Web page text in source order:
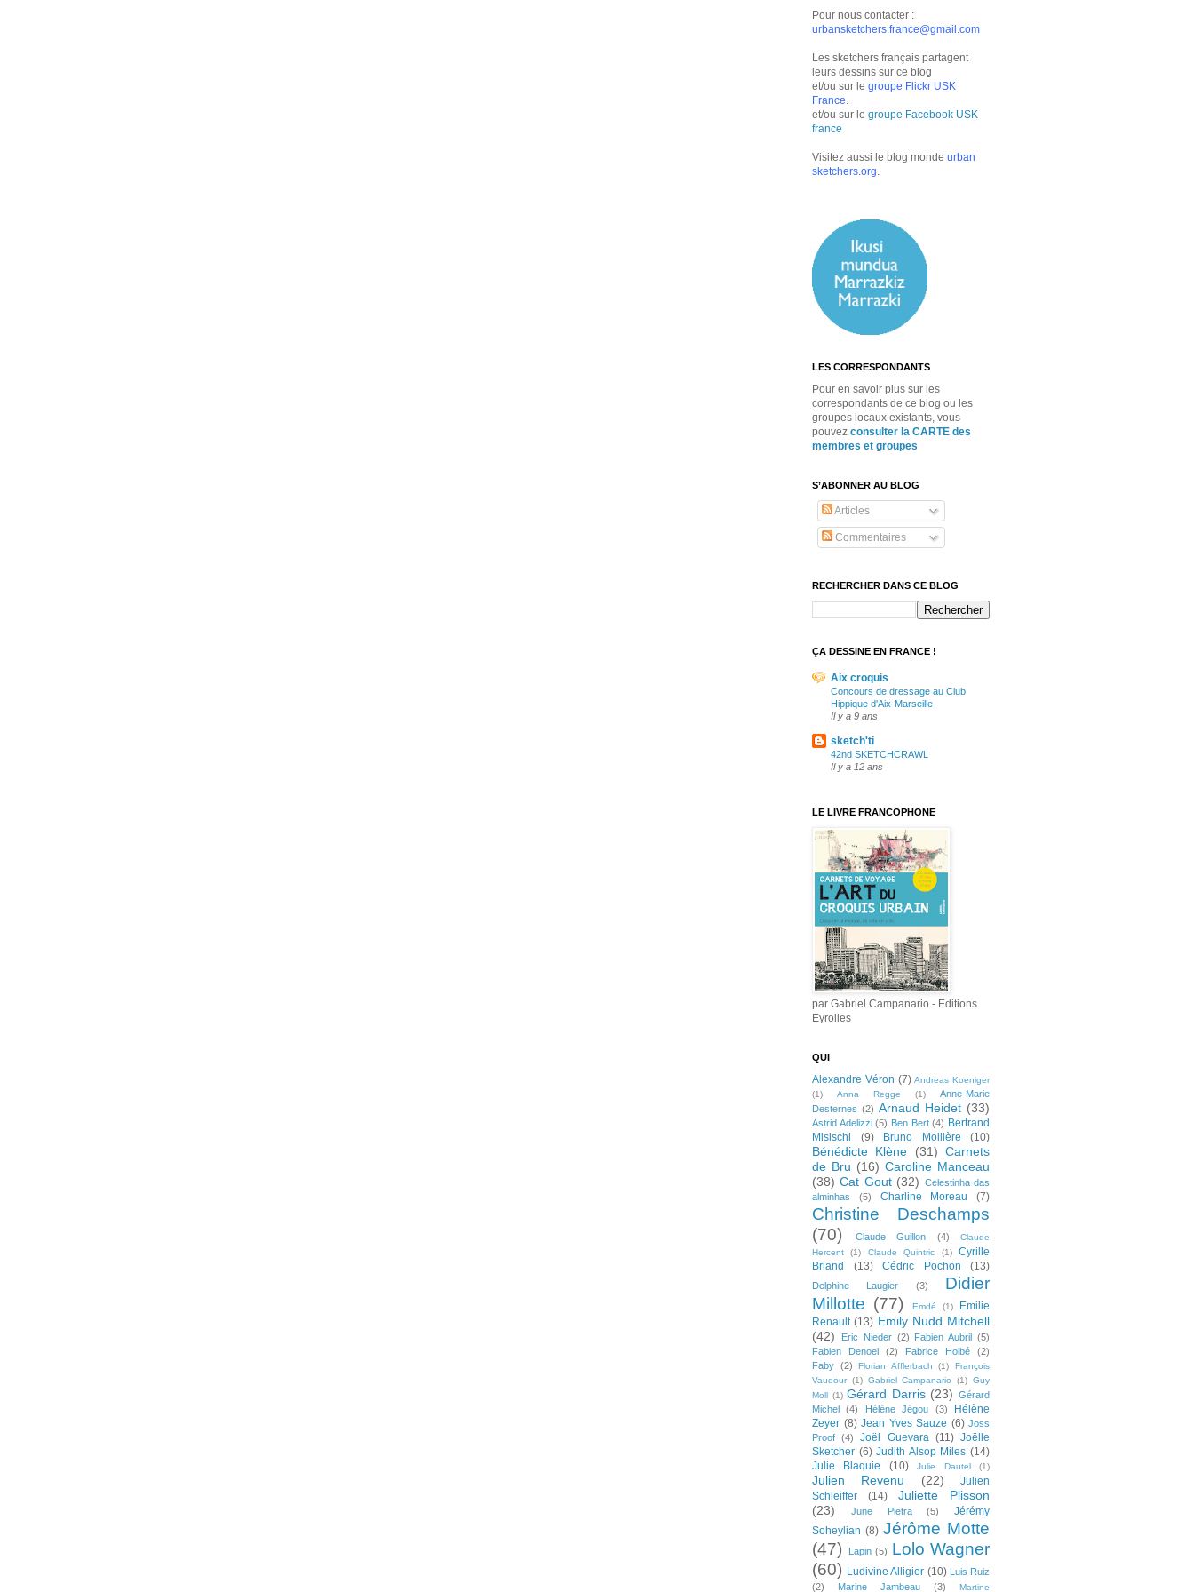
Pour nous contacter :
urbansketchers.france@gmail.com
Les sketchers français partagent
leurs dessins sur ce blog
et/ou sur le groupe Flickr USK
France
et/ou sur le groupe Facebook USK
france
Visitez aussi le blog monde urban
sketchers.org
LES CORRESPONDANTS
Pour en savoir plus sur les
correspondants de ce blog ou les
groupes locaux existants, vous
pouvez consulter la CARTE des
membres et groupes
S’ABONNER AU BLOG
Articles
Commentaires
RECHERCHER DANS CE BLOG
ÇA DESSINE EN FRANCE !
Aix croquis
Concours de dressage au Club
Hippique d'Aix-Marseille
Il y a 9 ans
sketch'ti
42nd SKETCHCRAWL
Il y a 12 ans
LE LIVRE FRANCOPHONE
par Gabriel Campanario - Editions
Eyrolles
QUI
Alexandre Véron (7) Andreas Koeniger
(1)
Anna Regge (1)
Anne-Marie
Desternes (2) Arnaud Heidet (33)
Astrid Adelizzi (5) Ben Bert (4) Bertrand
Misischi
(9) Bruno Mollière (10)
Bénédicte Klène (31) Carnets
de Bru (16) Caroline Manceau
(38) Cat Gout (32) Celestinha das
alminhas
(5) Charline Moreau (7)
Christine Deschamps
(70)
Claude Guillon (4)
Claude
Hercent
(1) Claude Quintric (1)
Cyrille
Briand
(13) Cédric Pochon (13)
Delphine Laugier (3)
Didier
Millotte (77) Emdé (1)
Emilie
Renault (13) Emily Nudd Mitchell
(42)
Eric Nieder (2) Fabien Aubril (5)
Fabien Denoel
(2) Fabrice Holbé
(2)
Faby (2) Florian Afflerbach (1)
François
Vaudour (1) Gabriel Campanario (1) Guy
Moll (1) Gérard Darris (23) Gérard
Michel
(4) Hélène Jégou (3)
Hélène
Zeyer (8) Jean Yves Sauze (6) Joss
Proof
(4) Joël Guevara (11) Joëlle
Sketcher (6) Judith Alsop Miles (14)
Julie Blaquie
(10) Julie Dautel (1)
Julien Revenu (22)
Julien
Schleiffer
(14)
Juliette Plisson
(23)
June Pietra (5)
Jérémy
Soheylian (8) Jérôme Motte
(47)
Lapin (5) Lolo Wagner
(60) Ludivine Alligier (10) Luis Ruiz
(2)
Marine Jambeau (3) Martine